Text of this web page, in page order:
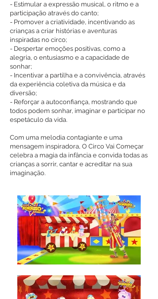
- Estimular a expressão musical, o ritmo e a
participação através do canto;
- Promover a criatividade, incentivando as
crianças a criar histórias e aventuras
inspiradas no circo;
- Despertar emoções positivas, como a
alegria, o entusiasmo e a capacidade de
sonhar;
- Incentivar a partilha e a convivência, através
da experiência coletiva da música e da
diversão;
- Reforçar a autoconfiança, mostrando que
todos podem sonhar, imaginar e participar no
espetáculo da vida.
Com uma melodia contagiante e uma
mensagem inspiradora, O Circo Vai Começar
celebra a magia da infância e convida todas as
crianças a sorrir, cantar e acreditar na sua
imaginação.